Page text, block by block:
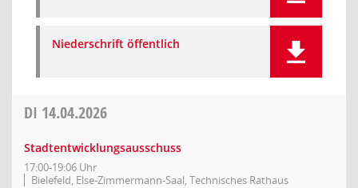
Niederschrift öffentlich
DI 14.04.2026
Stadtentwicklungsausschuss
17:00-19:06 Uhr
Bielefeld, Else-Zimmermann-Saal, Technisches Rathaus